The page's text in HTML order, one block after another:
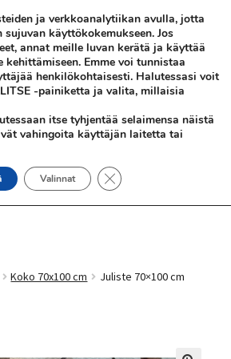
Valikko
painetaan
Koko 70x100 cm
Juliste 70×100 cm
ja verkkoanalytiikan avulla, jotta
käyttökokemukseen. Jos
annat meille luvan kerätä ja käyttää
Emme voi tunnistaa
henkilökohtaisesti. Halutessasi voit
-painiketta ja valita, millaisia
itse tyhjentää selaimensa näistä
vahingoita käyttäjän laitetta tai
Valinnat Sulje evästebanneri